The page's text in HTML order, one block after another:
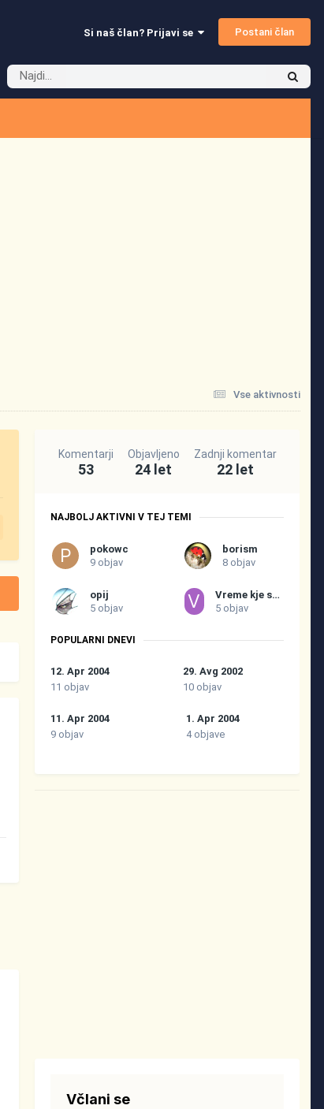
Si naš član? Prijavi se Postani član
Vse aktivnosti
Komentarji
53
Objavljeno
24 let
Zadnji komentar
22 let
NAJBOLJ AKTIVNI V TEJ TEMI
pokowc
9 objav
borism
8 objav
opij
5 objav
Vreme kje spotakne
5 objav
POPULARNI DNEVI
12. Apr 2004
11 objav
29. Avg 2002
10 objav
11. Apr 2004
9 objav
1. Apr 2004
4 objave
Včlani se